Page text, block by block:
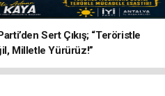
Sert Çıkış; “Teröristle
Milletle Yürürüz!”